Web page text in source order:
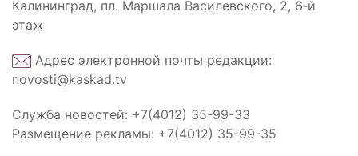
Калининград, пл. Маршала Василевского, 2, 6‑й
этаж
Адрес электронной почты редакции:
novosti@kaskad.tv
Служба новостей: +7(4012) 35-99-33
Размещение рекламы: +7(4012) 35-99-35